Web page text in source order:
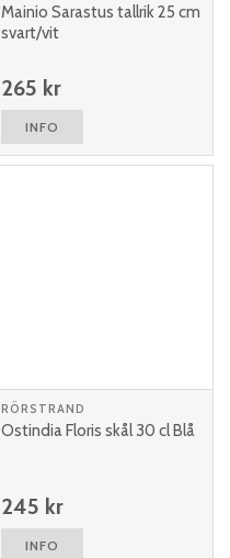
Mainio Sarastus tallrik 25 cm
svart/vit
265 kr
INFO
RÖRSTRAND
Ostindia Floris skål 30 cl Blå
245 kr
INFO